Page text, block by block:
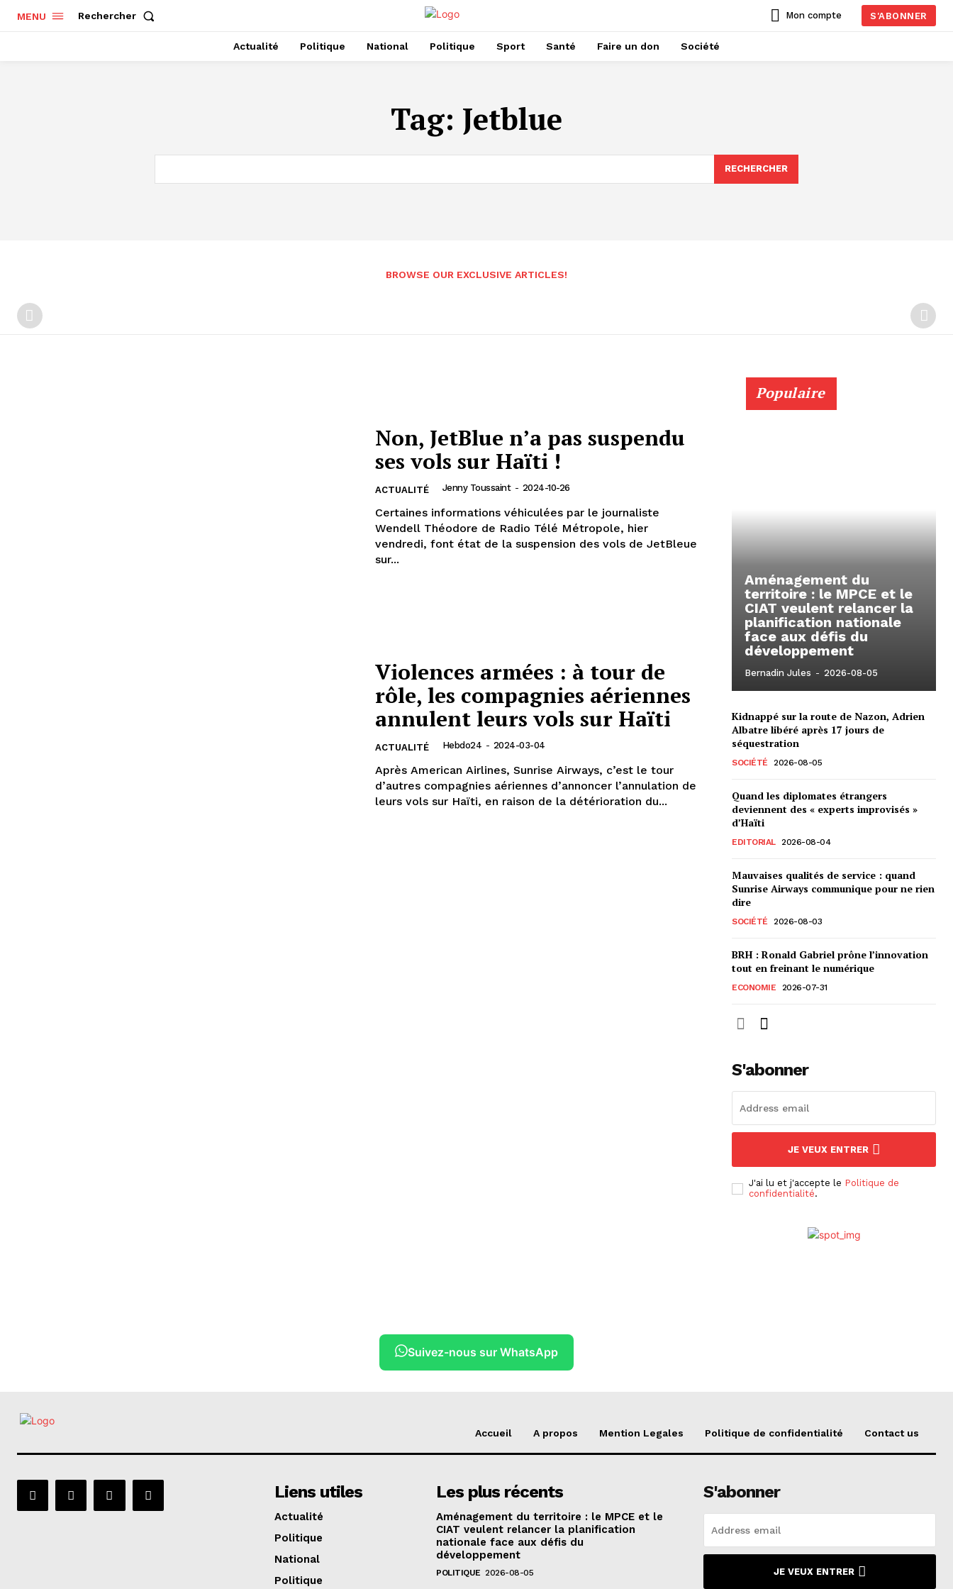
MENU Rechercher Mon compte S'ABONNER
Actualité Politique National Politique Sport Santé Faire un don Société
Tag: Jetblue
RECHERCHER
BROWSE OUR EXCLUSIVE ARTICLES!
Non, JetBlue n’a pas suspendu
ses vols sur Haïti !
ACTUALITÉ Jenny Toussaint - 2024-10-26
Certaines informations véhiculées par le journaliste
Wendell Théodore de Radio Télé Métropole, hier
vendredi, font état de la suspension des vols de JetBleue
sur...
Violences armées : à tour de
rôle, les compagnies aériennes
annulent leurs vols sur Haïti
ACTUALITÉ Hebdo24 - 2024-03-04
Après American Airlines, Sunrise Airways, c’est le tour
d’autres compagnies aériennes d’annoncer l’annulation de
leurs vols sur Haïti, en raison de la détérioration du...
Populaire
Aménagement du
territoire : le MPCE et le
CIAT veulent relancer la
planification nationale
face aux défis du
développement
Bernadin Jules - 2026-08-05
Kidnappé sur la route de Nazon, Adrien
Albatre libéré après 17 jours de
séquestration
SOCIÉTÉ 2026-08-05
Quand les diplomates étrangers
deviennent des « experts improvisés »
d’Haïti
EDITORIAL 2026-08-04
Mauvaises qualités de service : quand
Sunrise Airways communique pour ne rien
dire
SOCIÉTÉ 2026-08-03
BRH : Ronald Gabriel prône l’innovation
tout en freinant le numérique
ECONOMIE 2026-07-31
S'abonner
JE VEUX ENTRER
J'ai lu et j'accepte le Politique de
confidentialité.
Suivez-nous sur WhatsApp
Accueil A propos Mention Legales Politique de confidentialité Contact us
Liens utiles
Actualité
Politique
National
Politique
Les plus récents
Aménagement du territoire : le MPCE et le
CIAT veulent relancer la planification
nationale face aux défis du
développement
POLITIQUE 2026-08-05
S'abonner
JE VEUX ENTRER